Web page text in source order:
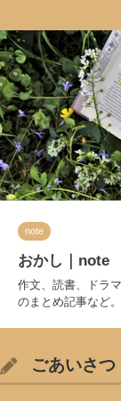
note
おかし｜note
作文、読書、ドラ
のまとめ記事など。
ごあいさつ